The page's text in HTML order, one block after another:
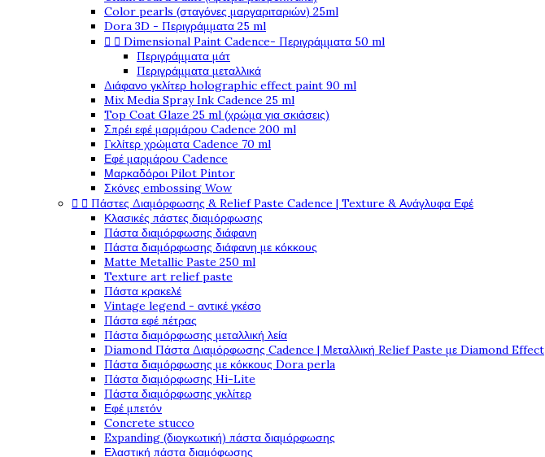
Color pearls (σταγόνες μαργαριταριών) 25ml
Dora 3D - Περιγράμματα 25 ml
  Dimensional Paint Cadence- Περιγράμματα 50 ml
Περιγράμματα μάτ
Περιγράμματα μεταλλικά
Διάφανο γκλίτερ holographic effect paint 90 ml
Mix Media Spray Ink Cadence 25 ml
Top Coat Glaze 25 ml (χρώμα για σκιάσεις)
Σπρέι εφέ μαρμάρου Cadence 200 ml
Γκλίτερ χρώματα Cadence 70 ml
Εφέ μαρμάρου Cadence
Μαρκαδόροι Pilot Pintor
Σκόνες embossing Wow
  Πάστες Διαμόρφωσης & Relief Paste Cadence | Texture & Ανάγλυφα Εφέ
Κλασικές πάστες διαμόρφωσης
Πάστα διαμόρφωσης διάφανη
Πάστα διαμόρφωσης διάφανη με κόκκους
Matte Metallic Paste 250 ml
Texture art relief paste
Πάστα κρακελέ
Vintage legend - αντικέ γκέσο
Πάστα εφέ πέτρας
Πάστα διαμόρφωσης μεταλλική λεία
Diamond Πάστα Διαμόρφωσης Cadence | Μεταλλική Relief Paste με Diamond Effect
Πάστα διαμόρφωσης με κόκκους Dora perla
Πάστα διαμόρφωσης Hi-Lite
Πάστα διαμόρφωσης γκλίτερ
Εφέ μπετόν
Concrete stucco
Expanding (διογκωτική) πάστα διαμόρφωσης
Ελαστική πάστα διαμόφωσης